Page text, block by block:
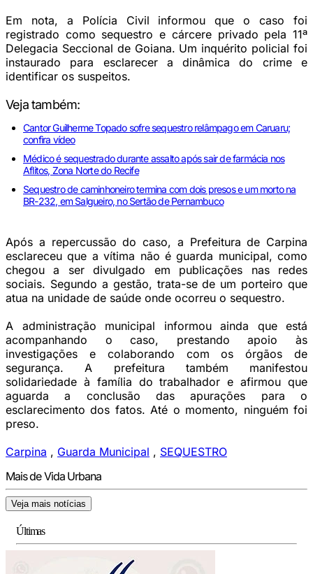
Em nota, a Polícia Civil informou que o caso foi
registrado como sequestro e cárcere privado pela 11ª
Delegacia Seccional de Goiana. Um inquérito policial foi
instaurado para esclarecer a dinâmica do crime e
identificar os suspeitos.
Veja também:
Cantor Guilherme Topado sofre sequestro relâmpago em Caruaru;
confira vídeo
Médico é sequestrado durante assalto após sair de farmácia nos
Aflitos, Zona Norte do Recife
Sequestro de caminhoneiro termina com dois presos e um morto na
BR-232, em Salgueiro, no Sertão de Pernambuco
Após a repercussão do caso, a Prefeitura de Carpina
esclareceu que a vítima não é guarda municipal, como
chegou a ser divulgado em publicações nas redes
sociais. Segundo a gestão, trata-se de um porteiro que
atua na unidade de saúde onde ocorreu o sequestro.
A administração municipal informou ainda que está
acompanhando o caso, prestando apoio às
investigações e colaborando com os órgãos de
segurança. A prefeitura também manifestou
solidariedade à família do trabalhador e afirmou que
aguarda a conclusão das apurações para o
esclarecimento dos fatos. Até o momento, ninguém foi
preso.
Carpina , Guarda Municipal , SEQUESTRO
Mais de Vida Urbana
Veja mais notícias
Últimas